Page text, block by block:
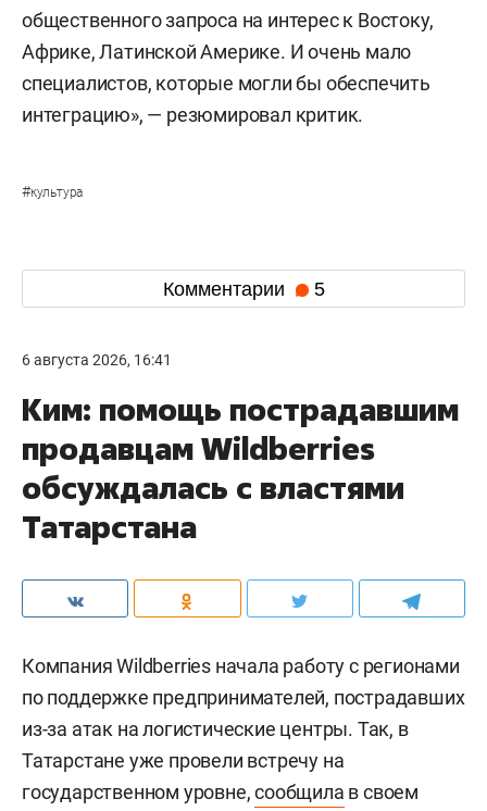
общественного запроса на интерес к Востоку,
Африке, Латинской Америке. И очень мало
специалистов, которые могли бы обеспечить
интеграцию», — резюмировал критик.
#культура
Комментарии 5
6 августа 2026, 16:41
Ким: помощь пострадавшим
продавцам Wildberries
обсуждалась с властями
Татарстана
Компания Wildberries начала работу с регионами
по поддержке предпринимателей, пострадавших
из-за атак на логистические центры. Так, в
Татарстане уже провели встречу на
государственном уровне,сообщила в своем